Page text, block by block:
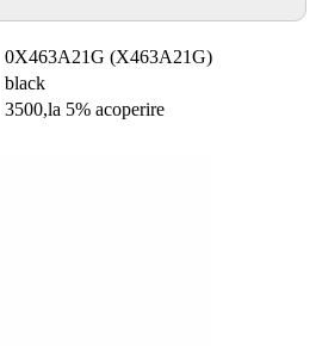
0X463A21G (X463A21G)
black
3500,la 5% acoperire